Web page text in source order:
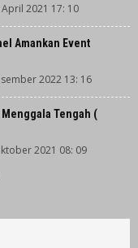
April 2021 17: 10
Amankan Event
2022 13: 16
Tengah (
2021 08: 09